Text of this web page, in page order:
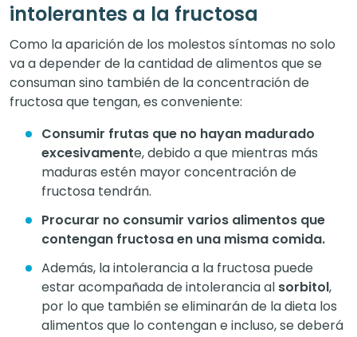
intolerantes a la fructosa
Como la aparición de los molestos síntomas no solo
va a depender de la cantidad de alimentos que se
consuman sino también de la concentración de
fructosa que tengan, es conveniente:
Consumir frutas que no hayan madurado
excesivamente, debido a que mientras más
maduras estén mayor concentración de
fructosa tendrán.
Procurar no consumir varios alimentos que
contengan fructosa en una misma comida.
Además, la intolerancia a la fructosa puede
estar acompañada de intolerancia al sorbitol,
por lo que también se eliminarán de la dieta los
alimentos que lo contengan e incluso, se deberá